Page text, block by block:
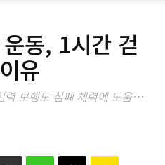
동, 1시간 걷
유
력 보행도 심폐 체력에 도움…